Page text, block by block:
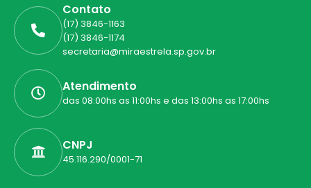
Contato
(17) 3846-1163
(17) 3846-1174
secretaria@miraestrela.sp.gov.br
Atendimento
das 08:00hs as 11:00hs e das 13:00hs as 17:00hs
CNPJ
45.116.290/0001-71